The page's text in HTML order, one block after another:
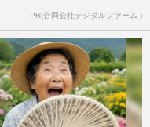
PR(合同会社デジタルファーム )